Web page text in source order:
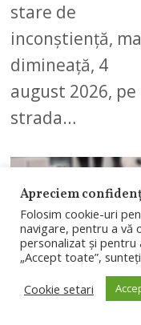
stare de
inconștiență,
dimineață, 4
august 2026, pe
strada…
AUGUST 4, 2026
Apreciem
Folosim cookie-uri
navigare, pentru a vă
personalizat și pentru
„Accept toate”,
Cookie setari